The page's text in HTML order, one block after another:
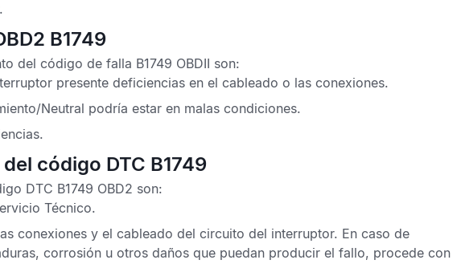
B1749
del código de falla B1749 OBDII son:
presente deficiencias en el cableado o las conexiones.
Neutral podría estar en malas condiciones.
código DTC B1749
DTC B1749 OBD2 son:
Técnico.
conexiones y el cableado del circuito del interruptor. En caso de
corrosión u otros daños que puedan producir el fallo, procede con